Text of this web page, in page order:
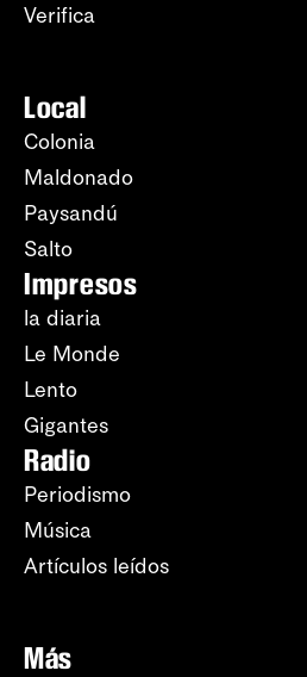
Verifica
Local
Colonia
Maldonado
Paysandú
Salto
Impresos
la diaria
Le Monde
Lento
Gigantes
Radio
Periodismo
Música
Artículos leídos
Más